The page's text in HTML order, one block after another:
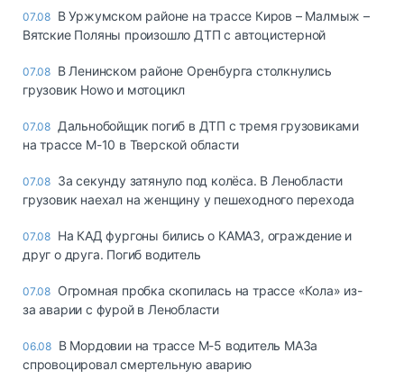
07.08 В Уржумском районе на трассе Киров – Малмыж –
Вятские Поляны произошло ДТП с автоцистерной
07.08 В Ленинском районе Оренбурга столкнулись
грузовик Howo и мотоцикл
07.08 Дальнобойщик погиб в ДТП с тремя грузовиками
на трассе М-10 в Тверской области
07.08 За секунду затянуло под колёса. В Ленобласти
грузовик наехал на женщину у пешеходного перехода
07.08 На КАД фургоны бились о КАМАЗ, ограждение и
друг о друга. Погиб водитель
07.08 Огромная пробка скопилась на трассе «Кола» из-
за аварии с фурой в Ленобласти
06.08 В Мордовии на трассе М-5 водитель МАЗа
спровоцировал смертельную аварию